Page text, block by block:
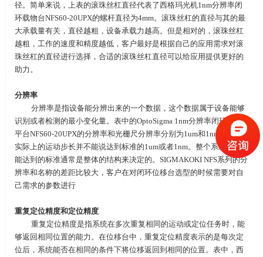
径。简单来说，上表的滚珠丝杠直径代表了西格玛光机1nm分辨率闭
环载物台NFS60-20UPX的螺杆直径为4mm。滚珠丝杠的直径与其的最
大承载量有关，直径越粗，设备承载力越高。但是相对的，滚珠丝杠
越粗，工作的速度和精度越低，客户最好是根据自己的应用需求对滚
珠丝杠的直径进行选择，合适的滚珠丝杠直径可以给应用提供更好的
助力。
分辨率
分辨率是指设备能分辨出来的一个数据，这个数据属于设备能够
识别或者检测的最小变化量。表中的OptoSigma 1nm分辨率闭环控制
平台NFS60-20UPX的分辨率和光栅尺分辨率分别为1um和1nm
，但是
实际上的运动步长并不能说达到标准的1um或者1nm。整个系统的实际
能达到的标准通常是整体的结构来决定的。SIGMAKOKI NFS系列的分
辨率和名称的差距比较大，客户在对闭环位移台选型的时候需要对自
己需求的参数进行
重复定位精度和定位精度
重复定位精度是指系统在多次重复相同的运动或定位任务时，能
够返回相同位置的能力。在位移台中，重复定位精度表示的是每次定
位后，系统能否在相同的条件下将位移返回到相同的位置。表中，西